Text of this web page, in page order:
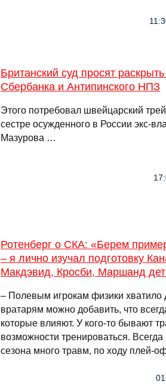
Британский суд просят
Сбербанка и Антипинского НПЗ
Этого потребовал швейцарский
сестре осужденного в России экс-
Мазурова …
Ротенберг о СКА: «Берем
– я лично изучал подготовку
Макдэвид, Кросби, Маршанд
– Полевым игрокам физики хватило
вратарям можно добавить, что
которые влияют. У кого-то бывают
возможности тренироваться.
сезона много травм, по ходу плей-